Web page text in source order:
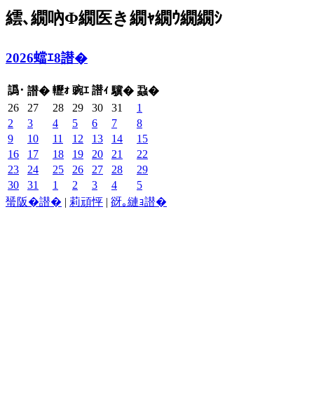
繧､繝吶Φ繝医き繝ｬ繝ｳ繝繝ｼ
2026蟷ｴ8譛�
譌･ 譛� 轣ｫ 豌ｴ 譛ｨ 驥� 蝨�
26
27 28 29 30 31
1
2
3 4 5 6 7
8
9
10 11 12 13 14
15
16
17 18 19 20 21
22
23
24 25 26 27 28
29
30
31 1 2 3 4
5
蜑阪�譛� | 莉頑怦 | 谺｡縺ｮ譛�